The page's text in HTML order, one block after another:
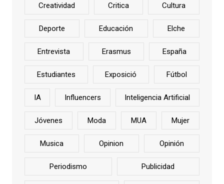
Creatividad Critica Cultura
Deporte Educación Elche
Entrevista Erasmus España
Estudiantes Exposició Fútbol
IA Influencers Inteligencia Artificial
Jóvenes Moda MUA Mujer
Musica Opinion Opinión
Periodismo Publicidad